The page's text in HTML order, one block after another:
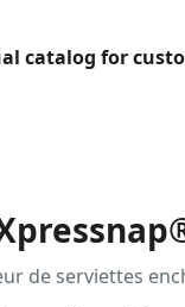
catalog for
de serviettes